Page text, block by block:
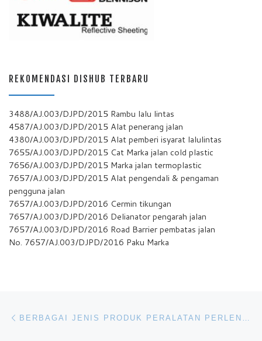
REKOMENDASI DISHUB TERBARU
3488/AJ.003/DJPD/2015 Rambu lalu lintas
4587/AJ.003/DJPD/2015 Alat penerang jalan
4380/AJ.003/DJPD/2015 Alat pemberi isyarat lalulintas
7655/AJ.003/DJPD/2015 Cat Marka jalan cold plastic
7656/AJ.003/DJPD/2015 Marka jalan termoplastic
7657/AJ.003/DJPD/2015 Alat pengendali & pengaman
pengguna jalan
7657/AJ.003/DJPD/2016 Cermin tikungan
7657/AJ.003/DJPD/2016 Delianator pengarah jalan
7657/AJ.003/DJPD/2016 Road Barrier pembatas jalan
No. 7657/AJ.003/DJPD/2016 Paku Marka
Navigasi pos